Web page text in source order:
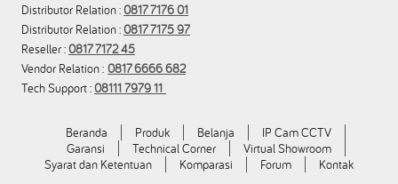
Distributor Relation :0817 7176 01
Distributor Relation :0817 7175 97
Reseller :0817 7172 45
Vendor Relation : 0817 6666 682
Tech Support :08111 7979 11
Beranda Produk Belanja
IP Cam CCTV
Garansi
Technical Corner
Virtual Showroom
Syarat dan Ketentuan
Komparasi Forum Kontak